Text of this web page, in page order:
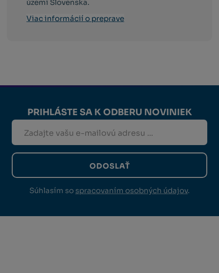
území Slovenska.
Viac informácií o preprave
PRIHLÁSTE SA K ODBERU NOVINIEK
ODOSLAŤ
Súhlasím so spracovaním osobných údajov.